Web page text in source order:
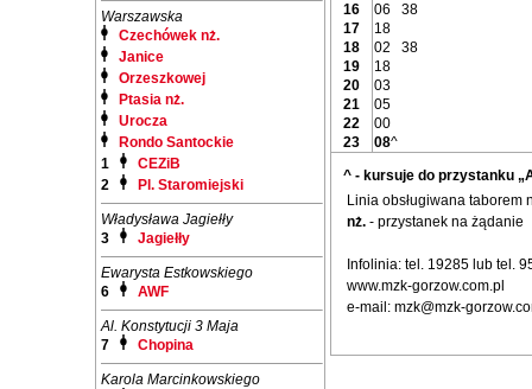
Warszawska
Czechówek nż.
Janice
Orzeszkowej
Ptasia nż.
Urocza
Rondo Santockie
1
CEZiB
2
Pl. Staromiejski
Władysława Jagiełły
3
Jagiełły
Ewarysta Estkowskiego
6
AWF
Al. Konstytucji 3 Maja
7
Chopina
Karola Marcinkowskiego
16
06
38
17
18
18
02
38
19
18
20
03
21
05
22
00
23
08^
^ - kursuje do przystanku
Linia obsługiwana taborem
nż. - przystanek na żądanie
Infolinia: tel. 19285 lub tel.
www.mzk-gorzow.com.pl
e-mail: mzk@mzk-